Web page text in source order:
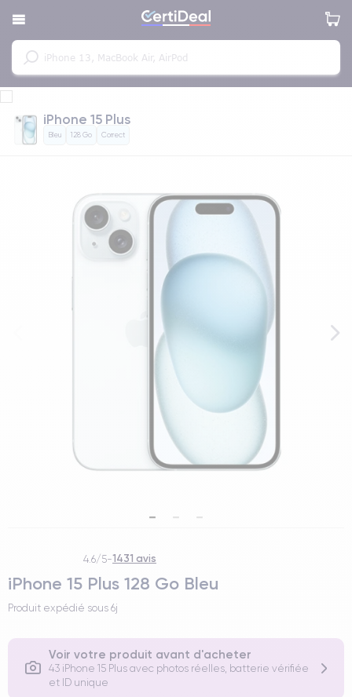
iPhone 15 Plus
Bleu 128 Go Correct
4.6/5-1431 avis
iPhone 15 Plus 128 Go Bleu
Produit expédié sous 6j
Voir votre produit avant d'acheter
43 iPhone 15 Plus avec photos réelles, batterie vérifiée
et ID unique